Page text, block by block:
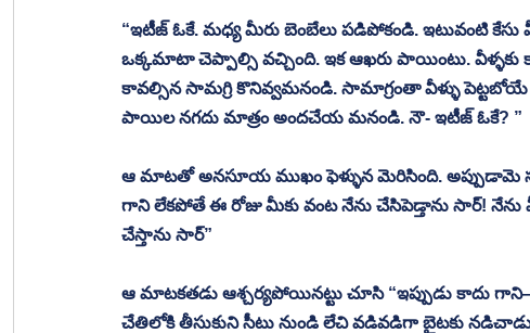
“ఇటీజ్ ఓకే. మధ్య మీరు బెంబేలు పడిపోకండి. ఇటువంటి కేసు
ఒక్కమాటా చెప్పాల్సి వచ్చింది. ఇక ఆఖరు పాయింటు. వీళ్ళకు
కావల్సిన సామగ్రి కొనివ్వమనండి. సామాగ్రంతా వీళ్ళు
పాయిల నగదు మాత్రం అందచేయ మనండి. నౌ- ఇటీజ్ ఓకే? ”
ఆ మాటతో అనసూయ ముఖం ఫెళ్ళున మెరిసింది. అప్పుడామె
గాని లేకపోతే ఈ రోజు మీకు వంట నేను చేసిపెడ్తాను సార్!
చేస్తాను సార్”
ఆ మాటకతడు ఆశ్చర్యపోయినట్టు చూసి “ఇప్పుడు కాదు
చేతిలోకి తీసుకుని సీటు నుండి లేచి వడివడిగా బైటకు